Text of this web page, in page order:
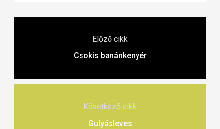
Előző cikk
Csokis banánkenyér
Következő cikk
Gulyásleves